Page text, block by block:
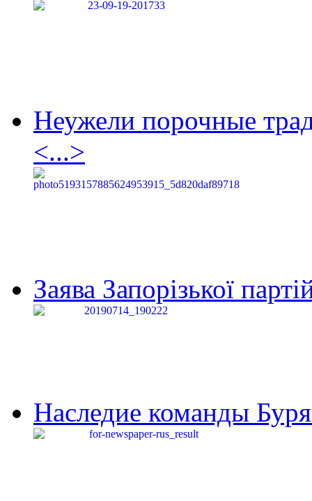
Неужели порочные
<...>
Заява Запорізької
Наследие команды